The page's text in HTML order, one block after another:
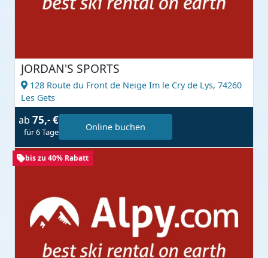
JORDAN'S SPORTS
128 Route du Front de Neige Im le Cry de Lys, 74260
Les Gets
ab 75,- €
für 6 Tage Online buchen
bis zu 40% Rabatt